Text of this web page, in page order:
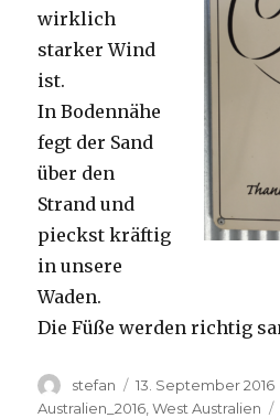
wirklich
starker Wind
ist.
In Bodennähe
fegt der Sand
über den
Strand und
pieckst kräftig
in unsere
Waden.
Die Füße werden richtig
Autor
stefan
Veröffentlicht
am
13. September 2016
Australien_2016 ,West Australien